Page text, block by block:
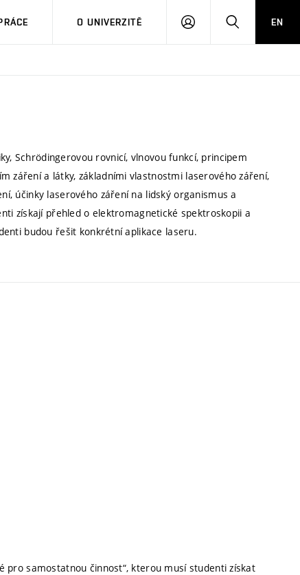
O UNIVERZITĚ
PŘIHLÁSIT HLEDATEN
Schrödingerovou rovnicí, vlnovou funkcí, principem
záření a látky, základními vlastnostmi laserového záření,
účinky laserového záření na lidský organismus a
získají přehled o elektromagnetické spektroskopii a
budou řešit konkrétní aplikace laseru.
pro samostatnou činnost“, kterou musí studenti získat